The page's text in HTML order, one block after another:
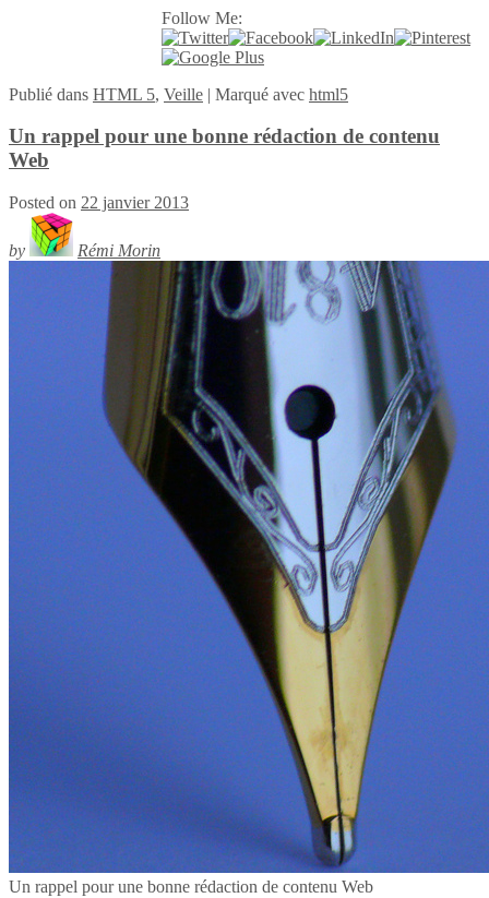
Follow Me:
Publié dans HTML 5, Veille | Marqué avec html5
Un rappel pour une bonne rédaction de contenu
Web
Posted on 22 janvier 2013
by Rémi Morin
Un rappel pour une bonne rédaction de contenu Web